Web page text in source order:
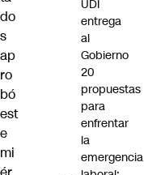
do
s
ap
ro
bó
est
e
mi
UDI
entrega
al
Gobierno
20
propuestas
para
enfrentar
la
emergencia